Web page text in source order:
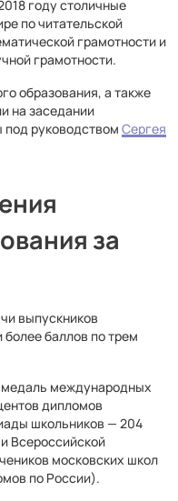
году столичные
по читательской
грамотности и
грамотности.
образования, а также
на заседании
руководством Сергея
за
выпускников
баллов по трем
медаль международных
дипломов
школьников — 204
Всероссийской
московских школ
по России).